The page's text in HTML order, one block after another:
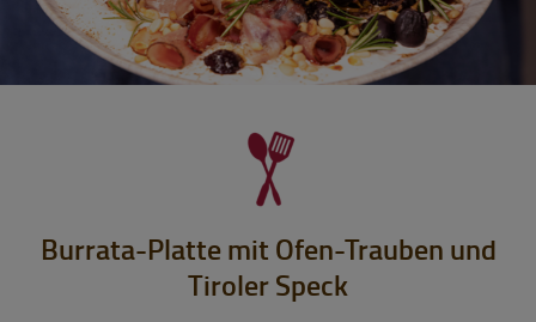
Burrata-Platte mit Ofen-Trauben und
Tiroler Speck